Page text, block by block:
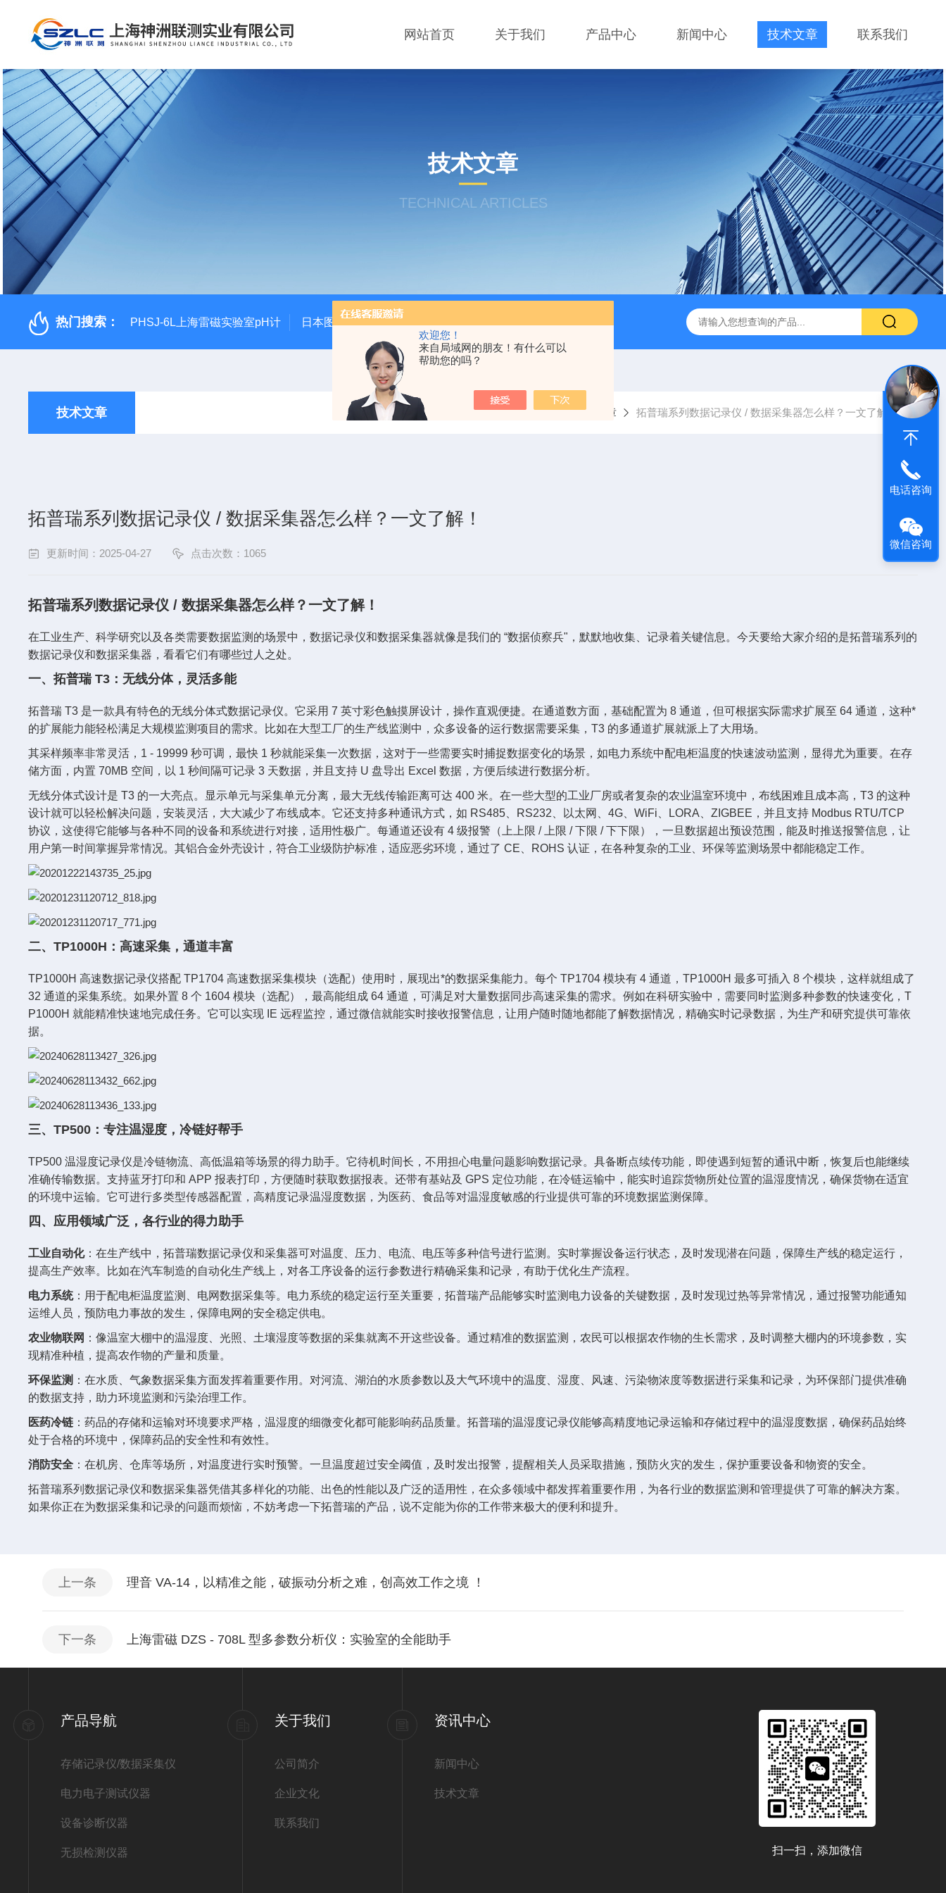
欢迎您！
来自局域网的朋友！有什么可以
帮助您的吗？
网站首页 关于我们 产品中心 新闻中心 技术文章 联系我们
技术文章
TECHNICAL ARTICLES
热门搜索： PHSJ-6L上海雷磁实验室pH计 日本图技GL240图技GL240存储记录仪/数据采集记录器 GL840-M/GL840WV图技GL840存储记录仪/数据采集仪 GL980记
技术文章 当前位置： 首页 技术文章 拓普瑞系列数据记录仪 / 数据采集器怎么样？一文了解！
拓普瑞系列数据记录仪 / 数据采集器怎么样？一文了解！
更新时间：2025-04-27 点击次数：1065
拓普瑞系列数据记录仪 / 数据采集器怎么样？一文了解！
在工业生产、科学研究以及各类需要数据监测的场景中，数据记录仪和数据采集器就像是我们的 “数据侦察兵"，默默地收集、记录着关键信息。今天要给大家介绍的是拓普瑞系列的
数据记录仪和数据采集器，看看它们有哪些过人之处。
一、拓普瑞 T3：无线分体，灵活多能
拓普瑞 T3 是一款具有特色的无线分体式数据记录仪。它采用 7 英寸彩色触摸屏设计，操作直观便捷。在通道数方面，基础配置为 8 通道，但可根据实际需求扩展至 64 通道，这种*
的扩展能力能轻松满足大规模监测项目的需求。比如在大型工厂的生产线监测中，众多设备的运行数据需要采集，T3 的多通道扩展就派上了大用场。
其采样频率非常灵活，1 - 19999 秒可调，最快 1 秒就能采集一次数据，这对于一些需要实时捕捉数据变化的场景，如电力系统中配电柜温度的快速波动监测，显得尤为重要。在存
储方面，内置 70MB 空间，以 1 秒间隔可记录 3 天数据，并且支持 U 盘导出 Excel 数据，方便后续进行数据分析。
无线分体式设计是 T3 的一大亮点。显示单元与采集单元分离，最大无线传输距离可达 400 米。在一些大型的工业厂房或者复杂的农业温室环境中，布线困难且成本高，T3 的这种
设计就可以轻松解决问题，安装灵活，大大减少了布线成本。它还支持多种通讯方式，如 RS485、RS232、以太网、4G、WiFi、LORA、ZIGBEE，并且支持 Modbus RTU/TCP
协议，这使得它能够与各种不同的设备和系统进行对接，适用性极广。每通道还设有 4 级报警（上上限 / 上限 / 下限 / 下下限），一旦数据超出预设范围，能及时推送报警信息，让
用户第一时间掌握异常情况。其铝合金外壳设计，符合工业级防护标准，适应恶劣环境，通过了 CE、ROHS 认证，在各种复杂的工业、环保等监测场景中都能稳定工作。
二、TP1000H：高速采集，通道丰富
TP1000H 高速数据记录仪搭配 TP1704 高速数据采集模块（选配）使用时，展现出*的数据采集能力。每个 TP1704 模块有 4 通道，TP1000H 最多可插入 8 个模块，这样就组成了
32 通道的采集系统。如果外置 8 个 1604 模块（选配），最高能组成 64 通道，可满足对大量数据同步高速采集的需求。例如在科研实验中，需要同时监测多种参数的快速变化，T
P1000H 就能精准快速地完成任务。它可以实现 IE 远程监控，通过微信就能实时接收报警信息，让用户随时随地都能了解数据情况，精确实时记录数据，为生产和研究提供可靠依
据。
三、TP500：专注温湿度，冷链好帮手
TP500 温湿度记录仪是冷链物流、高低温箱等场景的得力助手。它待机时间长，不用担心电量问题影响数据记录。具备断点续传功能，即使遇到短暂的通讯中断，恢复后也能继续
准确传输数据。支持蓝牙打印和 APP 报表打印，方便随时获取数据报表。还带有基站及 GPS 定位功能，在冷链运输中，能实时追踪货物所处位置的温湿度情况，确保货物在适宜
的环境中运输。它可进行多类型传感器配置，高精度记录温湿度数据，为医药、食品等对温湿度敏感的行业提供可靠的环境数据监测保障。
四、应用领域广泛，各行业的得力助手
工业自动化：在生产线中，拓普瑞数据记录仪和采集器可对温度、压力、电流、电压等多种信号进行监测。实时掌握设备运行状态，及时发现潜在问题，保障生产线的稳定运行，
提高生产效率。比如在汽车制造的自动化生产线上，对各工序设备的运行参数进行精确采集和记录，有助于优化生产流程。
电力系统：用于配电柜温度监测、电网数据采集等。电力系统的稳定运行至关重要，拓普瑞产品能够实时监测电力设备的关键数据，及时发现过热等异常情况，通过报警功能通知
运维人员，预防电力事故的发生，保障电网的安全稳定供电。
农业物联网 ：像温室大棚中的温湿度、光照、土壤湿度等数据的采集就离不开这些设备。通过精准的数据监测，农民可以根据农作物的生长需求，及时调整大棚内的环境参数，实
现精准种植，提高农作物的产量和质量。
环保监测 ：在水质、气象数据采集方面发挥着重要作用。对河流、湖泊的水质参数以及大气环境中的温度、湿度、风速、污染物浓度等数据进行采集和记录，为环保部门提供准确
的数据支持，助力环境监测和污染治理工作。
医药冷链 ：药品的存储和运输对环境要求严格，温湿度的细微变化都可能影响药品质量。拓普瑞的温湿度记录仪能够高精度地记录运输和存储过程中的温湿度数据，确保药品始终
处于合格的环境中，保障药品的安全性和有效性。
消防安全 ：在机房、仓库等场所，对温度进行实时预警。一旦温度超过安全阈值，及时发出报警，提醒相关人员采取措施，预防火灾的发生，保护重要设备和物资的安全。
拓普瑞系列数据记录仪和数据采集器凭借其多样化的功能、出色的性能以及广泛的适用性，在众多领域中都发挥着重要作用，为各行业的数据监测和管理提供了可靠的解决方案。
如果你正在为数据采集和记录的问题而烦恼，不妨考虑一下拓普瑞的产品，说不定能为你的工作带来极大的便利和提升。
上一条 理音 VA-14，以精准之能，破振动分析之难，创高效工作之境 ！
下一条 上海雷磁 DZS - 708L 型多参数分析仪：实验室的全能助手
产品导航
存储记录仪/数据采集仪
电力电子测试仪器
设备诊断仪器
无损检测仪器
关于我们
公司简介
企业文化
联系我们
资讯中心
新闻中心
技术文章
扫一扫，添加微信
电话咨询
微信咨询